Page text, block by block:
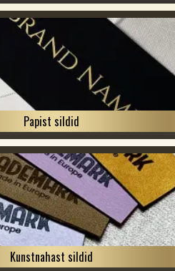
Papist sildid
Kunstnahast sildid